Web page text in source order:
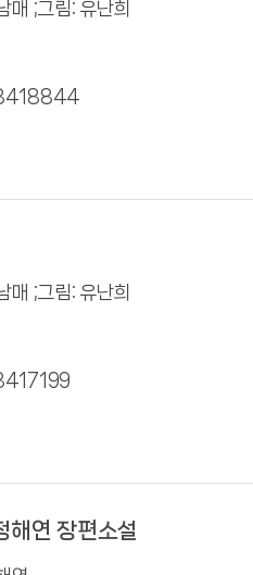
매 ;그림: 유난희
매 ;그림: 유난희
해연 장편소설